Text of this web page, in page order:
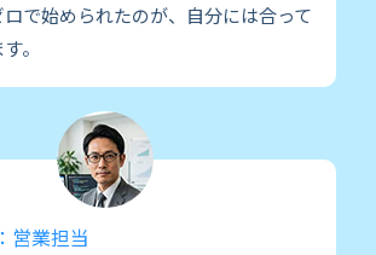
で始められたのが、自分には合って
。
営業担当